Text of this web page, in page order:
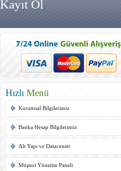
Kayıt Ol
Hızlı Menü
Kurumsal Bilgilerimiz
Banka Hesap Bilgilerimiz
Alt Yapı ve Datacenter
Müşteri Yönetim Paneli